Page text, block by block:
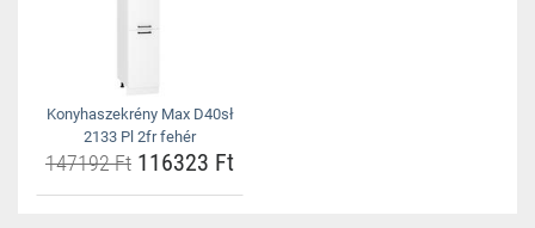
Konyhaszekrény Max D40sł
2133 Pl 2fr fehér
147192 Ft 116323 Ft